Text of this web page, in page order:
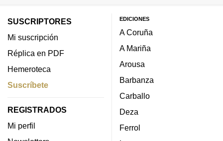
SUSCRIPTORES
Mi suscripción
Réplica en PDF
Hemeroteca
Suscríbete
REGISTRADOS
Mi perfil
EDICIONES
A Coruña
A Mariña
Arousa
Barbanza
Carballo
Deza
Ferrol